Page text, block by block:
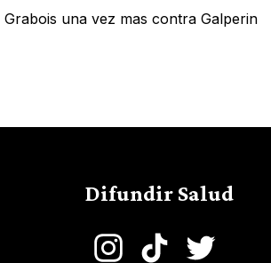
Grabois una vez mas contra Galperin
Difundir Salud
InstagramTikTok